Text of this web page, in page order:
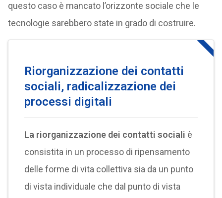
questo caso è mancato l’orizzonte sociale che le
tecnologie sarebbero state in grado di costruire.
Riorganizzazione dei contatti
sociali, radicalizzazione dei
processi digitali
La riorganizzazione dei contatti sociali è
consistita in un processo di ripensamento
delle forme di vita collettiva sia da un punto
di vista individuale che dal punto di vista